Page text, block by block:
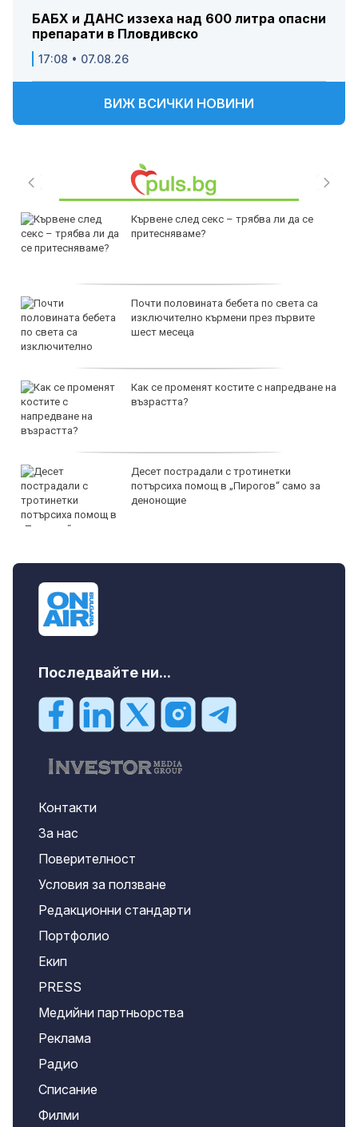
БАБХ и ДАНС иззеха над 600 литра опасни
препарати в Пловдивско
17:08 • 07.08.26
ВИЖ ВСИЧКИ НОВИНИ
Кървене след секс – трябва ли да се
притесняваме?
Почти половината бебета по света са
изключително кърмени през първите
шест месеца
Как се променят костите с напредване на
възрастта?
Десет пострадали с тротинетки
потърсиха помощ в „Пирогов“ само за
денонощие
Последвайте ни...
Контакти
За нас
Поверителност
Условия за ползване
Редакционни стандарти
Портфолио
Екип
PRESS
Медийни партньорства
Реклама
Радио
Списание
Филми